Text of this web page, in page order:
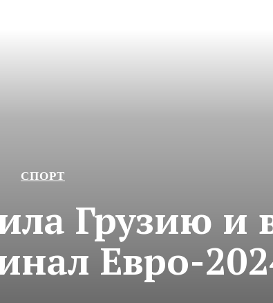
СПОРТ
Грузию и
Евро-